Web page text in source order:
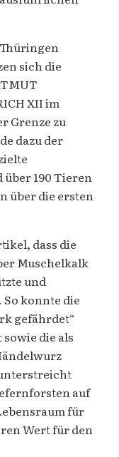
sich die
XII im
Grenze zu
dazu der
190 Tieren
über die ersten
dass die
Muschelkalk
und
konnte die
gefährdet“
die als
auf
für
Wert für den